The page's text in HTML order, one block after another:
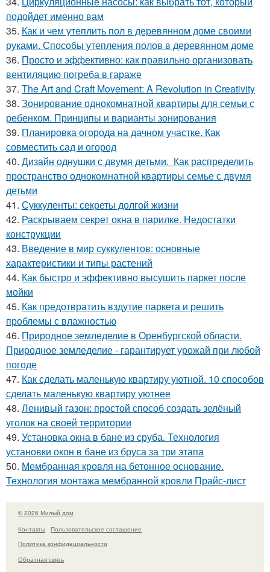
подойдет именно вам
35. Как и чем утеплить пол в деревянном доме своими
руками. Способы утепления полов в деревянном доме
36. Просто и эффективно: как правильно организовать
вентиляцию погреба в гараже
37. The Art and Craft Movement: A Revolution in Creativity
38. Зонирование однокомнатной квартиры для семьи с
ребенком. Принципы и варианты зонирования
39. Планировка огорода на дачном участке. Как
совместить сад и огород
40. Дизайн однушки с двумя детьми. Как распределить
пространство однокомнатной квартиры семье с двумя
детьми
41. Суккуленты: секреты долгой жизни
42. Раскрываем секрет окна в парилке. Недостатки
конструкции
43. Введение в мир суккулентов: основные
характеристики и типы растений
44. Как быстро и эффективно высушить паркет после
мойки
45. Как предотвратить вздутие паркета и решить
проблемы с влажностью
46. Природное земледелие в Оренбургской области.
Природное земледелие - гарантирует урожай при любой
погоде
47. Как сделать маленькую квартиру уютной. 10 способов
сделать маленькую квартиру уютнее
48. Ленивый газон: простой способ создать зелёный
уголок на своей территории
49. Установка окна в бане из сруба. Технология
установки окон в бане из бруса за три этапа
50. Мембранная кровля на бетонное основание.
Технология монтажа мембранной кровли Прайс-лист
© 2026 Милый дом
Контакты
Пользовательское соглашение
Политика конфидециальности
Обратная связь